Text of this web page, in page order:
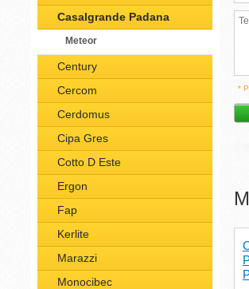
Casalgrande Padana
Meteor
Century
Cercom
Cerdomus
Cipa Gres
Cotto D Este
Ergon
Fap
Kerlite
Marazzi
Monocibec
*